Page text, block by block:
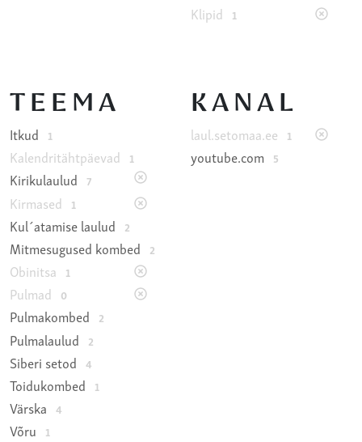
Klipid 1
TEEMA
Itkud 1
Kalendritähtpäevad 1
Kirikulaulud 7
Kirmased 1
Kul´atamise laulud 2
Mitmesugused kombed 2
Obinitsa 1
Pulmad 0
Pulmakombed 2
Pulmalaulud 2
Siberi setod 4
Toidukombed 1
Värska 4
Võru 1
KANAL
laul.setomaa.ee 1
youtube.com 5